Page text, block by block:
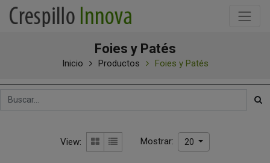
Foies y Patés
Inicio Productos Foies y Patés
View: Mostrar: 20